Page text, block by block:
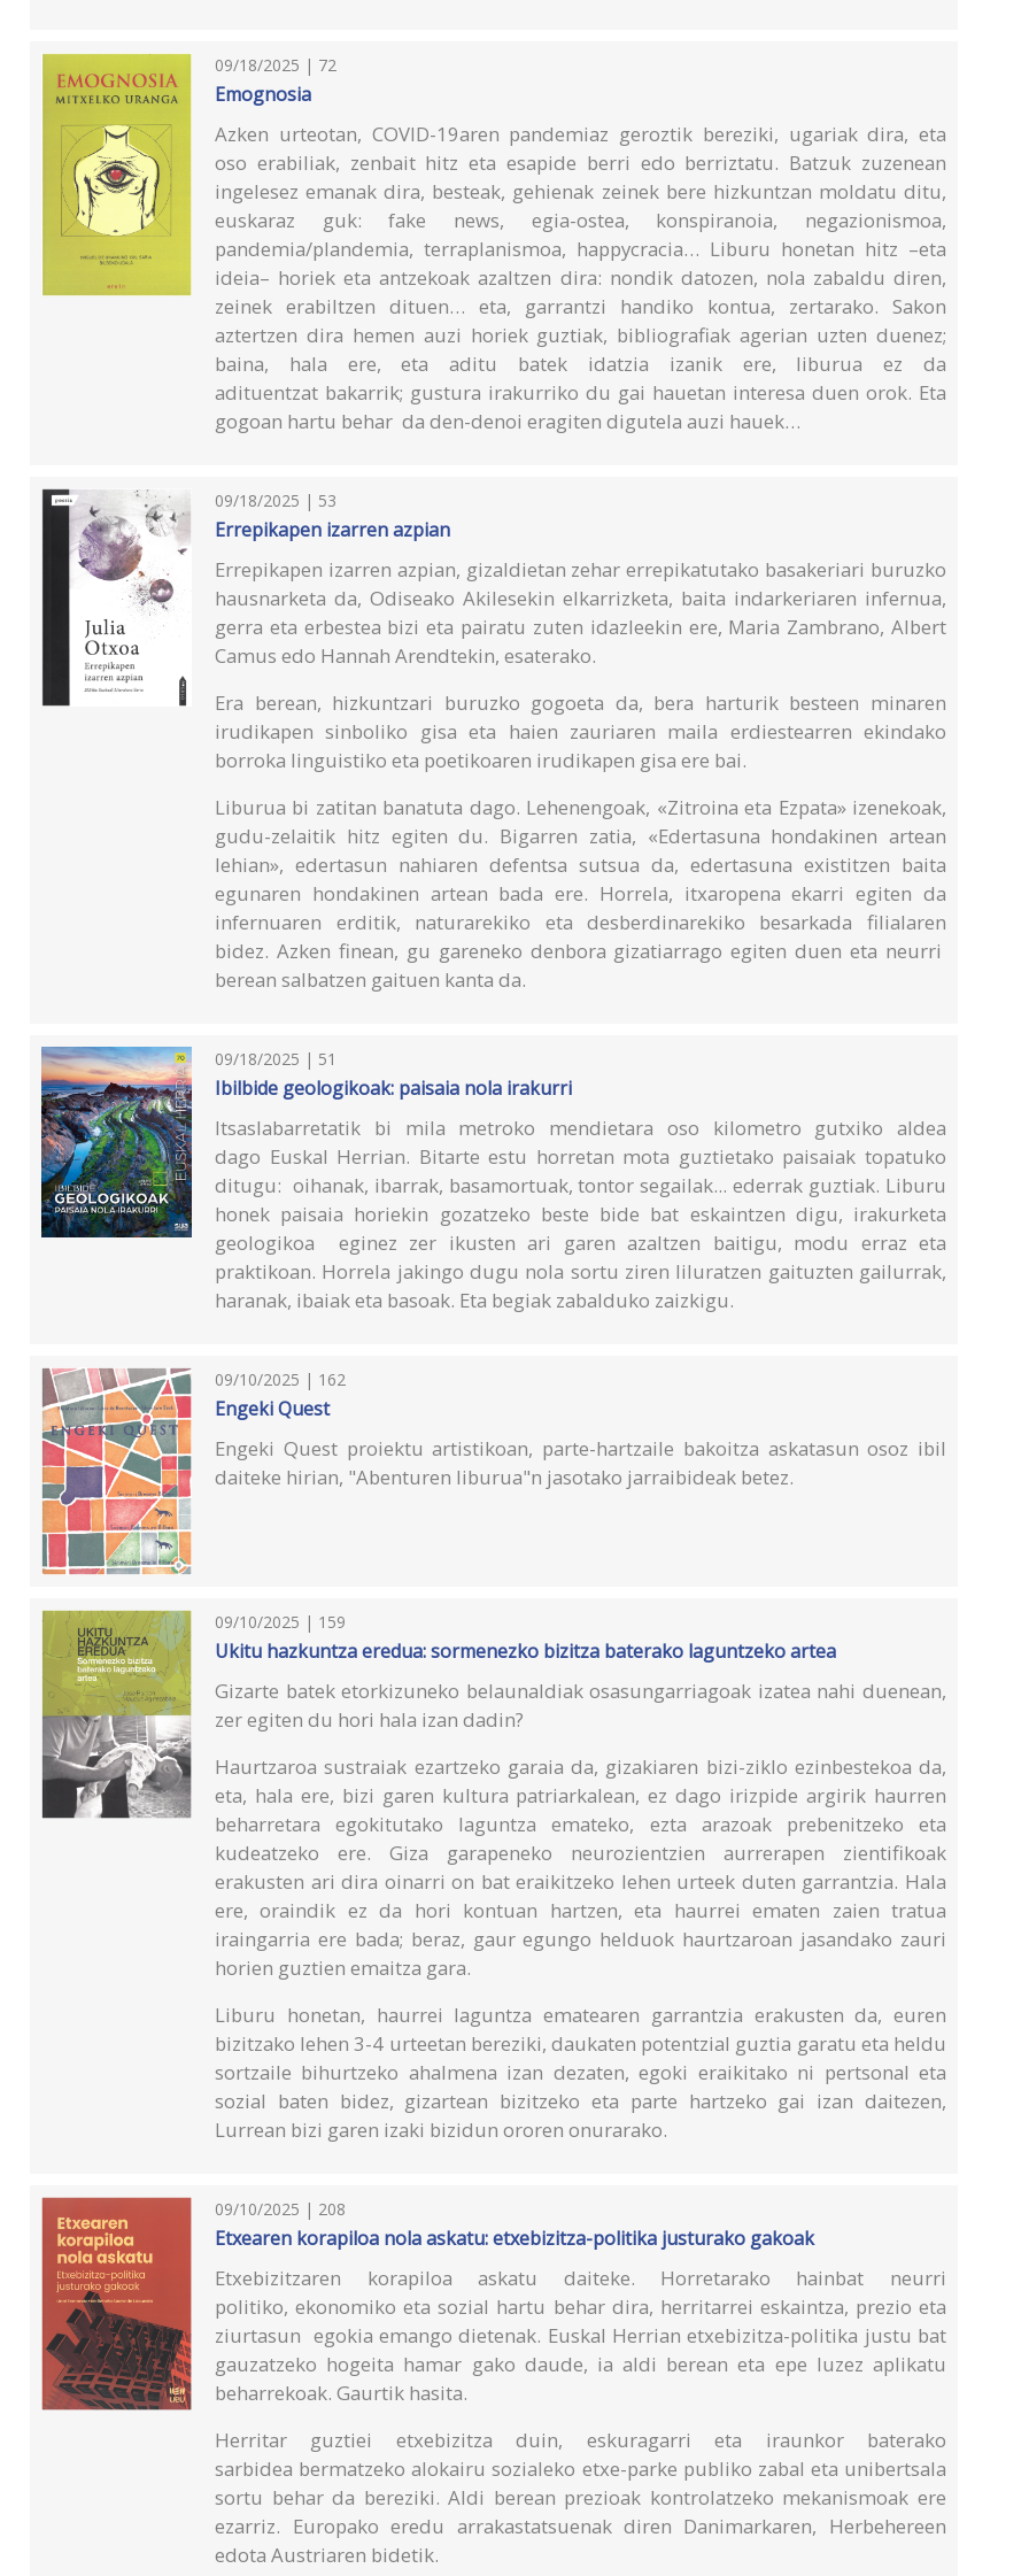
09/18/2025 | 72
Emognosia
Azken urteotan, COVID-19aren pandemiaz geroztik bereziki, ugariak dira, eta
oso erabiliak, zenbait hitz eta esapide berri edo berriztatu. Batzuk zuzenean
ingelesez emanak dira, besteak, gehienak zeinek bere hizkuntzan moldatu ditu,
euskaraz guk: fake news, egia-ostea, konspiranoia, negazionismoa,
pandemia/plandemia, terraplanismoa, happycracia… Liburu honetan hitz –eta
ideia– horiek eta antzekoak azaltzen dira: nondik datozen, nola zabaldu diren,
zeinek erabiltzen dituen… eta, garrantzi handiko kontua, zertarako. Sakon
aztertzen dira hemen auzi horiek guztiak, bibliografiak agerian uzten duenez;
baina, hala ere, eta aditu batek idatzia izanik ere, liburua ez da
adituentzat bakarrik; gustura irakurriko du gai hauetan interesa duen orok. Eta
gogoan hartu behar da den-denoi eragiten digutela auzi hauek…
09/18/2025 | 53
Errepikapen izarren azpian
Errepikapen izarren azpian, gizaldietan zehar errepikatutako basakeriari buruzko
hausnarketa da, Odiseako Akilesekin elkarrizketa, baita indarkeriaren infernua,
gerra eta erbestea bizi eta pairatu zuten idazleekin ere, Maria Zambrano, Albert
Camus edo Hannah Arendtekin, esaterako.
Era berean, hizkuntzari buruzko gogoeta da, bera harturik besteen minaren
irudikapen sinboliko gisa eta haien zauriaren maila erdiestearren ekindako
borroka linguistiko eta poetikoaren irudikapen gisa ere bai.
Liburua bi zatitan banatuta dago. Lehenengoak, «Zitroina eta Ezpata» izenekoak,
gudu-zelaitik hitz egiten du. Bigarren zatia, «Edertasuna hondakinen artean
lehian», edertasun nahiaren defentsa sutsua da, edertasuna existitzen baita
egunaren hondakinen artean bada ere. Horrela, itxaropena ekarri egiten da
infernuaren erditik, naturarekiko eta desberdinarekiko besarkada filialaren
bidez. Azken finean, gu gareneko denbora gizatiarrago egiten duen eta neurri
berean salbatzen gaituen kanta da.
09/18/2025 | 51
Ibilbide geologikoak: paisaia nola irakurri
Itsaslabarretatik bi mila metroko mendietara oso kilometro gutxiko aldea
dago Euskal Herrian. Bitarte estu horretan mota guztietako paisaiak topatuko
ditugu: oihanak, ibarrak, basamortuak, tontor segailak... ederrak guztiak. Liburu
honek paisaia horiekin gozatzeko beste bide bat eskaintzen digu, irakurketa
geologikoa eginez zer ikusten ari garen azaltzen baitigu, modu erraz eta
praktikoan. Horrela jakingo dugu nola sortu ziren liluratzen gaituzten gailurrak,
haranak, ibaiak eta basoak. Eta begiak zabalduko zaizkigu.
09/10/2025 | 162
Engeki Quest
Engeki Quest proiektu artistikoan, parte-hartzaile bakoitza askatasun osoz ibil
daiteke hirian, "Abenturen liburua"n jasotako jarraibideak betez.
09/10/2025 | 159
Ukitu hazkuntza eredua: sormenezko bizitza baterako laguntzeko artea
Gizarte batek etorkizuneko belaunaldiak osasungarriagoak izatea nahi duenean,
zer egiten du hori hala izan dadin?
Haurtzaroa sustraiak ezartzeko garaia da, gizakiaren bizi-ziklo ezinbestekoa da,
eta, hala ere, bizi garen kultura patriarkalean, ez dago irizpide argirik haurren
beharretara egokitutako laguntza emateko, ezta arazoak prebenitzeko eta
kudeatzeko ere. Giza garapeneko neurozientzien aurrerapen zientifikoak
erakusten ari dira oinarri on bat eraikitzeko lehen urteek duten garrantzia. Hala
ere, oraindik ez da hori kontuan hartzen, eta haurrei ematen zaien tratua
iraingarria ere bada; beraz, gaur egungo helduok haurtzaroan jasandako zauri
horien guztien emaitza gara.
Liburu honetan, haurrei laguntza ematearen garrantzia erakusten da, euren
bizitzako lehen 3-4 urteetan bereziki, daukaten potentzial guztia garatu eta heldu
sortzaile bihurtzeko ahalmena izan dezaten, egoki eraikitako ni pertsonal eta
sozial baten bidez, gizartean bizitzeko eta parte hartzeko gai izan daitezen,
Lurrean bizi garen izaki bizidun ororen onurarako.
09/10/2025 | 208
Etxearen korapiloa nola askatu: etxebizitza-politika justurako gakoak
Etxebizitzaren korapiloa askatu daiteke. Horretarako hainbat neurri
politiko, ekonomiko eta sozial hartu behar dira, herritarrei eskaintza, prezio eta
ziurtasun egokia emango dietenak. Euskal Herrian etxebizitza-politika justu bat
gauzatzeko hogeita hamar gako daude, ia aldi berean eta epe luzez aplikatu
beharrekoak. Gaurtik hasita.
Herritar guztiei etxebizitza duin, eskuragarri eta iraunkor baterako
sarbidea bermatzeko alokairu sozialeko etxe-parke publiko zabal eta unibertsala
sortu behar da bereziki. Aldi berean prezioak kontrolatzeko mekanismoak ere
ezarriz. Europako eredu arrakastatsuenak diren Danimarkaren, Herbehereen
edota Austriaren bidetik.